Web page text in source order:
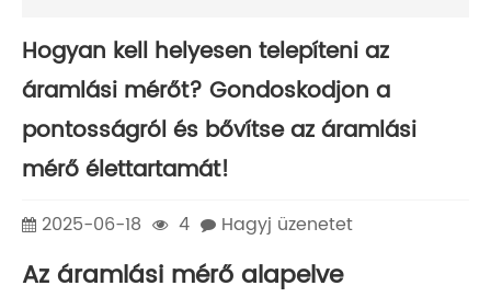
Hogyan kell helyesen telepíteni az
áramlási mérőt? Gondoskodjon a
pontosságról és bővítse az áramlási
mérő élettartamát!
2025-06-18 4 Hagyj üzenetet
Az áramlási mérő alapelve